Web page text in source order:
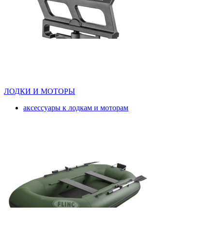
ЛОДКИ И МОТОРЫ
аксессуары к лодкам и моторам